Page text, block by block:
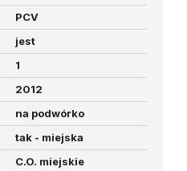
PCV
jest
1
2012
na podwórko
tak - miejska
C.O. miejskie